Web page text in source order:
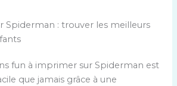
Spiderman : trouver les meilleurs
fun à imprimer sur Spiderman est
que jamais grâce à une